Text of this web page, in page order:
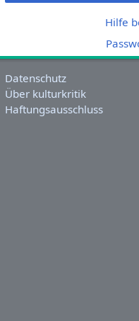
Hilfe
Datenschutz
Über kulturkritik
Haftungsausschluss